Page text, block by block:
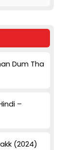
Dum Tha
–
(2024)